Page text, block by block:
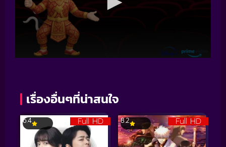
เรื่องอื่นๆที่น่าสนใจ
Full HD
6.4 Full HD
8.2